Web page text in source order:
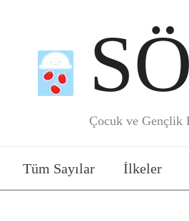
Çocuk ve Gençlik
Tüm Sayılar İlkeler